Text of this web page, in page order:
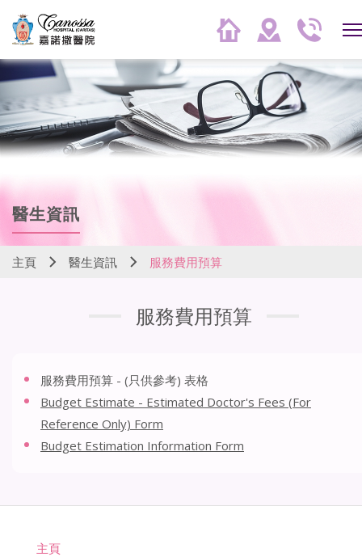
醫生資訊
主頁 醫生資訊 服務費用預算
服務費用預算
服務費用預算 - (只供參考) 表格
Budget Estimate - Estimated Doctor's Fees (For
Reference Only) Form
Budget Estimation Information Form
主頁